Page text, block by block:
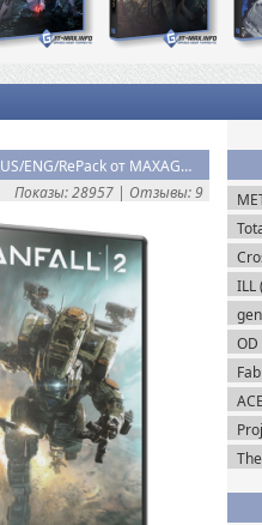
ILL
OD
Скачать торрент Titanfall 2 Digital Deluxe Edition (2016/RUS/ENG/RePack от MAXAGENT)
Показы: 28957 | Отзывы: 9